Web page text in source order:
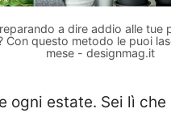
a dire addio alle tue
Con questo metodo le puoi
mese - designmag.it
ogni estate. Sei lì che